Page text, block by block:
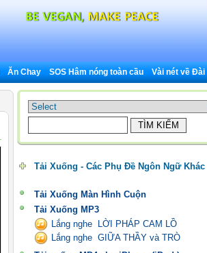
Ăn Chay SOS Hâm nóng toàn cầu Vài nét về Đài
Tải Xuống - Các Phụ Đề Ngôn Ngữ Khác
Tải Xuống Màn Hình Cuộn
Tải Xuống MP3
Lắng nghe LỜI PHÁP CAM LỒ
Lắng nghe GIỮA THẦY và TRÒ